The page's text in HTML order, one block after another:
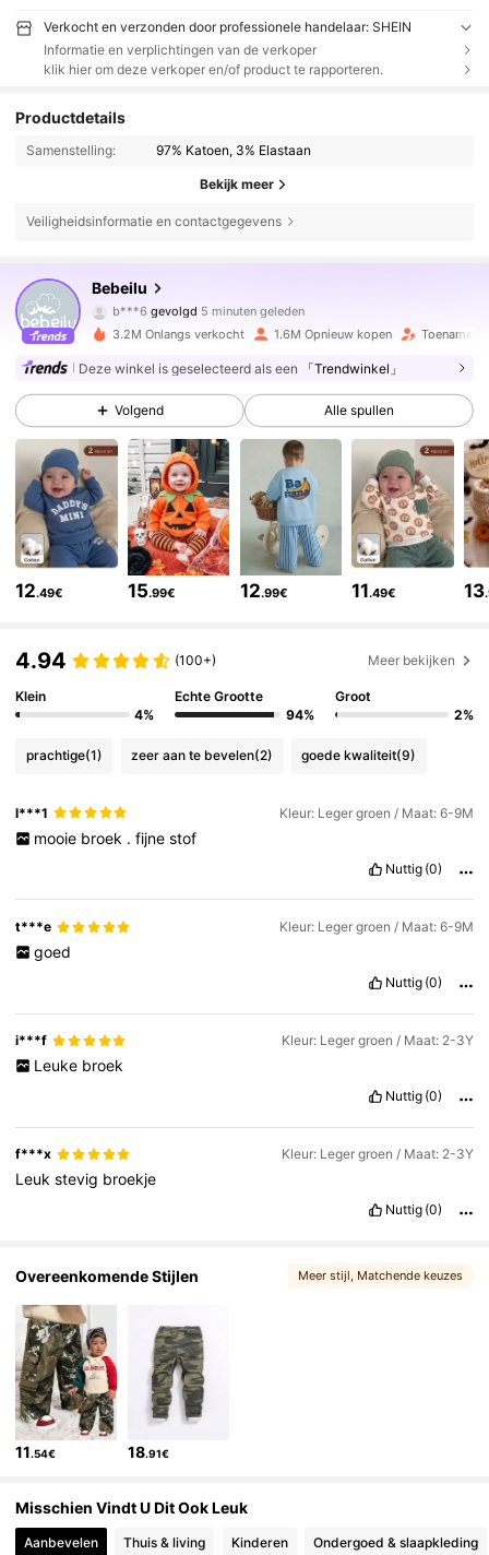
Verkocht en verzonden door professionele handelaar: SHEIN
Informatie en verplichtingen van de verkoper
klik hier om deze verkoper en/of product te rapporteren.
Productdetails
Samenstelling: 97% Katoen, 3% Elastaan
Bekijk meer
Veiligheidsinformatie en contactgegevens
Bebeilu
b***6 gevolgd 5 minuten geleden
508K Volgers
4.88 508K Volgers
4.88 508K Volgers
4.88 508K Volgers
4.88 508K Volgers
4.88
3.2M Onlangs verkocht 1.6M Opnieuw kopen Toename
Deze winkel is geselecteerd als een 「Trendwinkel」
Volgend Alle spullen
12.49€ 15.99€ 12.99€ 11.49€ 13
4.94 (100+) Meer bekijken
Klein
4%
Echte Grootte
94%
Groot
2%
prachtige(1) zeer aan te bevelen(2) goede kwaliteit(9)
l***1 Kleur: Leger groen / Maat: 6-9M
mooie broek . fijne stof
Nuttig (0)
t***e Kleur: Leger groen / Maat: 6-9M
goed
Nuttig (0)
i***f Kleur: Leger groen / Maat: 2-3Y
Leuke broek
Nuttig (0)
f***x Kleur: Leger groen / Maat: 2-3Y
Leukstevig broekje
Nuttig (0)
Overeenkomende Stijlen Meer stijl , Matchende keuzes
11.54€ 18.91€
Misschien Vindt U Dit Ook Leuk
Aanbevelen Thuis & living Kinderen Ondergoed & slaapkleding